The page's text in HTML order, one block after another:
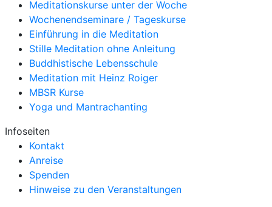
Meditationskurse unter der Woche
Wochenendseminare / Tageskurse
Einführung in die Meditation
Stille Meditation ohne Anleitung
Buddhistische Lebensschule
Meditation mit Heinz Roiger
MBSR Kurse
Yoga und Mantrachanting
Infoseiten
Kontakt
Anreise
Spenden
Hinweise zu den Veranstaltungen